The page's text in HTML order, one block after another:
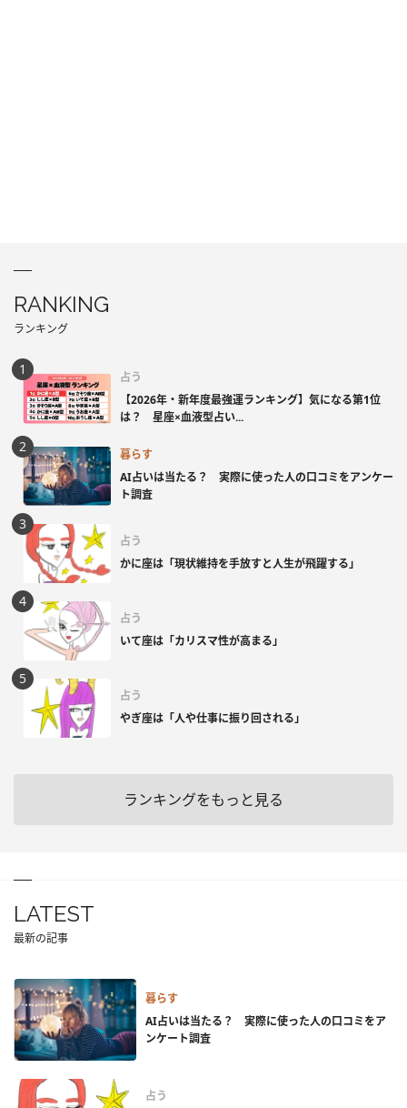
RANKING
ランキング
占う
【2026年・新年度最強運ランキング】気になる第1位
は？ 星座×血液型占い...
暮らす
AI占いは当たる？ 実際に使った人の口コミをアンケー
ト調査
占う
かに座は「現状維持を手放すと人生が飛躍する」
占う
いて座は「カリスマ性が高まる」
占う
やぎ座は「人や仕事に振り回される」
ランキングをもっと見る
LATEST
最新の記事
暮らす
AI占いは当たる？ 実際に使った人の口コミをア
ンケート調査
占う